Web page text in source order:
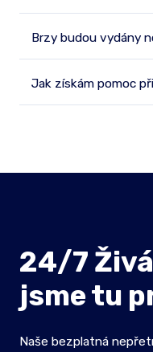
Brzy budou vydány
Jak získám pomoc
24/7
jsme tu
Naše bezplatná